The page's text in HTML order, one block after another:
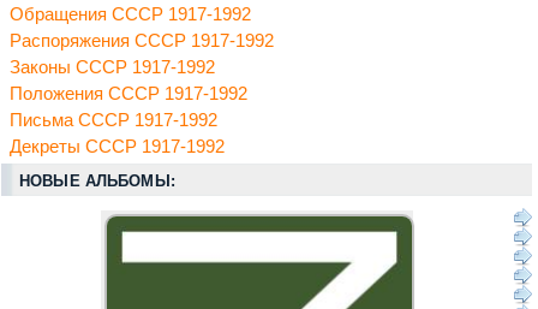
Обращения СССР 1917-1992
Распоряжения СССР 1917-1992
Законы СССР 1917-1992
Положения СССР 1917-1992
Письма СССР 1917-1992
Декреты СССР 1917-1992
НОВЫЕ АЛЬБОМЫ: